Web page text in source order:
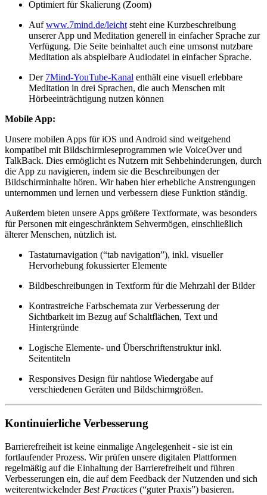
Optimiert für Skalierung (Zoom)
Aufwww.7mind.de/leicht steht eine Kurzbeschreibung
unserer App und Meditation generell in einfacher Sprache zur
Verfügung. Die Seite beinhaltet auch eine umsonst nutzbare
Meditation als abspielbare Audiodatei in einfacher Sprache.
Der 7Mind-YouTube-Kanal enthält eine visuell erlebbare
Meditation in drei Sprachen, die auch Menschen mit
Hörbeeinträchtigung nutzen können
Mobile App:
Unsere mobilen Apps für iOS und Android sind weitgehend
kompatibel mit Bildschirmleseprogrammen wie VoiceOver und
TalkBack. Dies ermöglicht es Nutzern mit Sehbehinderungen, durch
die App zu navigieren, indem sie die Beschreibungen der
Bildschirminhalte hören. Wir haben hier erhebliche Anstrengungen
unternommen und lernen und verbessern diese Funktion ständig.
Außerdem bieten unsere Apps größere Textformate, was besonders
für Personen mit eingeschränktem Sehvermögen, einschließlich
älterer Menschen, nützlich ist.
Tastaturnavigation (“tab navigation”), inkl. visueller
Hervorhebung fokussierter Elemente
Bildbeschreibungen in Textform für die Mehrzahl der Bilder
Kontrastreiche Farbschemata zur Verbesserung der
Sichtbarkeit im Bezug auf Schaltflächen, Text und
Hintergründe
Logische Elemente- und Überschriftenstruktur inkl.
Seitentiteln
Responsives Design für nahtlose Wiedergabe auf
verschiedenen Geräten und Bildschirmgrößen.
Kontinuierliche Verbesserung
Barrierefreiheit ist keine einmalige Angelegenheit - sie ist ein
fortlaufender Prozess. Wir prüfen unsere digitalen Plattformen
regelmäßig auf die Einhaltung der Barrierefreiheit und führen
Verbesserungen ein, die auf dem Feedback der Nutzenden und sich
weiterentwickelnder Best Practices (“guter Praxis”) basieren.